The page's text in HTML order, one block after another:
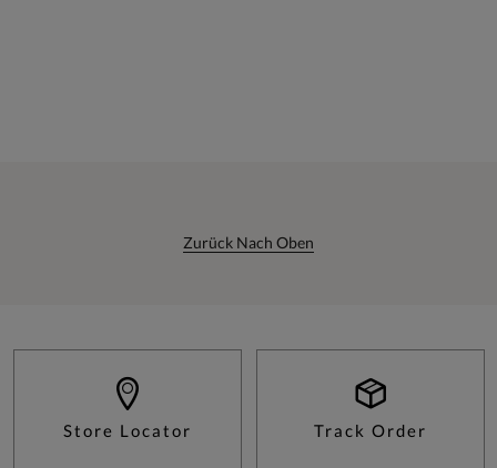
Zurück Nach Oben
Store Locator Track Order